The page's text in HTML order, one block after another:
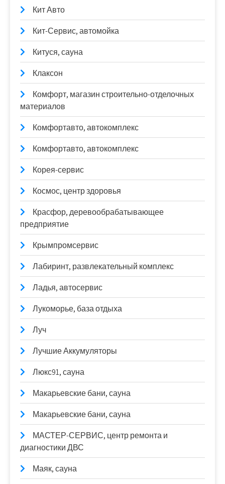
Кит Авто
Кит-Сервис, автомойка
Китуся, сауна
Клаксон
Комфорт, магазин строительно-отделочных
материалов
Комфортавто, автокомплекс
Комфортавто, автокомплекс
Корея-сервис
Космос, центр здоровья
Красфор, деревообрабатывающее
предприятие
Крымпромсервис
Лабиринт, развлекательный комплекс
Ладья, автосервис
Лукоморье, база отдыха
Луч
Лучшие Аккумуляторы
Люкс91, сауна
Макарьевские бани, сауна
Макарьевские бани, сауна
МАСТЕР-СЕРВИС, центр ремонта и
диагностики ДВС
Маяк, сауна